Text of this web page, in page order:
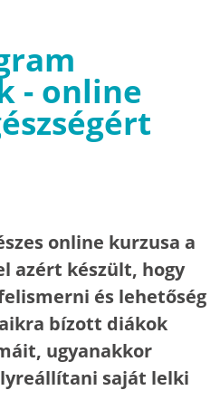
- online
online kurzusa a
azért készült, hogy
és lehetőség
bízott diákok
ugyanakkor
saját lelki